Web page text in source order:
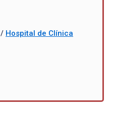
/ Hospital de Clínica